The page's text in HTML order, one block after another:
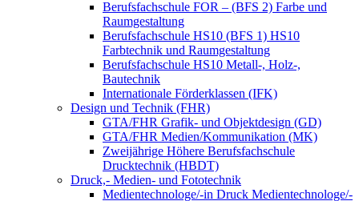
Berufsfachschule FOR – (BFS 2) Farbe und
Raumgestaltung
Berufsfachschule HS10 (BFS 1) HS10
Farbtechnik und Raumgestaltung
Berufsfachschule HS10 Metall-, Holz-,
Bautechnik
Internationale Förderklassen (IFK)
Design und Technik (FHR)
GTA/FHR Grafik- und Objektdesign (GD)
GTA/FHR Medien/Kommunikation (MK)
Zweijährige Höhere Berufsfachschule
Drucktechnik (HBDT)
Druck,- Medien- und Fototechnik
Medientechnologe/-in Druck Medientechnologe/-